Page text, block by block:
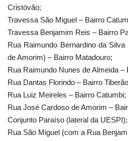
Cristóvão;
Travessa São Miguel – Bairro
Travessa Benjamim Reis – Bairro
Rua Raimundo Bernardino da
de Amorim) – Bairro Matadouro;
Rua Raimundo Nunes de Almeida –
Rua Dantas Florindo – Bairro
Rua Luiz Meireles – Bairro Catumbi;
Rua José Cardoso de Amorim –
Conjunto Paraíso (lateral da UESPI);
Rua São Miguel (com a Rua